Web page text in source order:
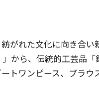
がれた文化に向き合い
から、伝統的工芸品
トワンピース、ブラウ